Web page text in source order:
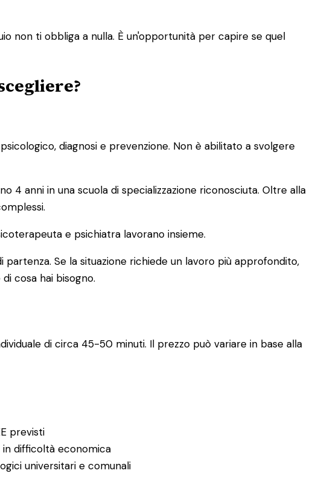
non ti obbliga a nulla. È un'opportunità per capire se quel
diagnosi e prevenzione. Non è abilitato a svolgere
4 anni in una scuola di specializzazione riconosciuta. Oltre alla
e psichiatra lavorano insieme.
Se la situazione richiede un lavoro più approfondito,
cosa hai bisogno.
di circa 45-50 minuti. Il prezzo può variare in base alla
previsti
difficoltà economica
universitari e comunali